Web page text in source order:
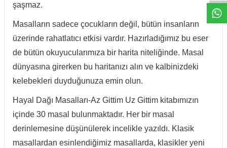
şaşmaz.
Masalların sadece çocukların değil, bütün insanların
üzerinde rahatlatıcı etkisi vardır. Hazırladığımız bu eser
de bütün okuyucularımıza bir harita niteliğinde. Masal
dünyasına girerken bu haritanızı alın ve kalbinizdeki
kelebekleri duyduğunuza emin olun.
Hayal Dağı Masalları-Az Gittim Uz Gittim kitabımızın
içinde 30 masal bulunmaktadır. Her bir masal
derinlemesine düşünülerek incelikle yazıldı. Klasik
masallardan esinlendiğimiz masallarda, klasikler yeni